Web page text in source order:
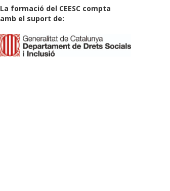
La formació del CEESC compta
amb el suport de: